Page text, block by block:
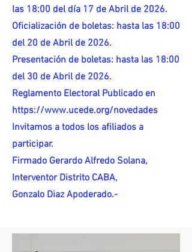
las 18:00 del día 17 de Abril de 2026.
Oficialización de boletas: hasta las 18:00
del 20 de Abril de 2026.
Presentación de boletas: hasta las 18:00
del 30 de Abril de 2026.
Reglamento Electoral Publicado en
https://www.ucede.org/novedades
Invitamos a todos los afiliados a
participar.
Firmado Gerardo Alfredo Solana,
Interventor Distrito CABA,
Gonzalo Diaz Apoderado.-